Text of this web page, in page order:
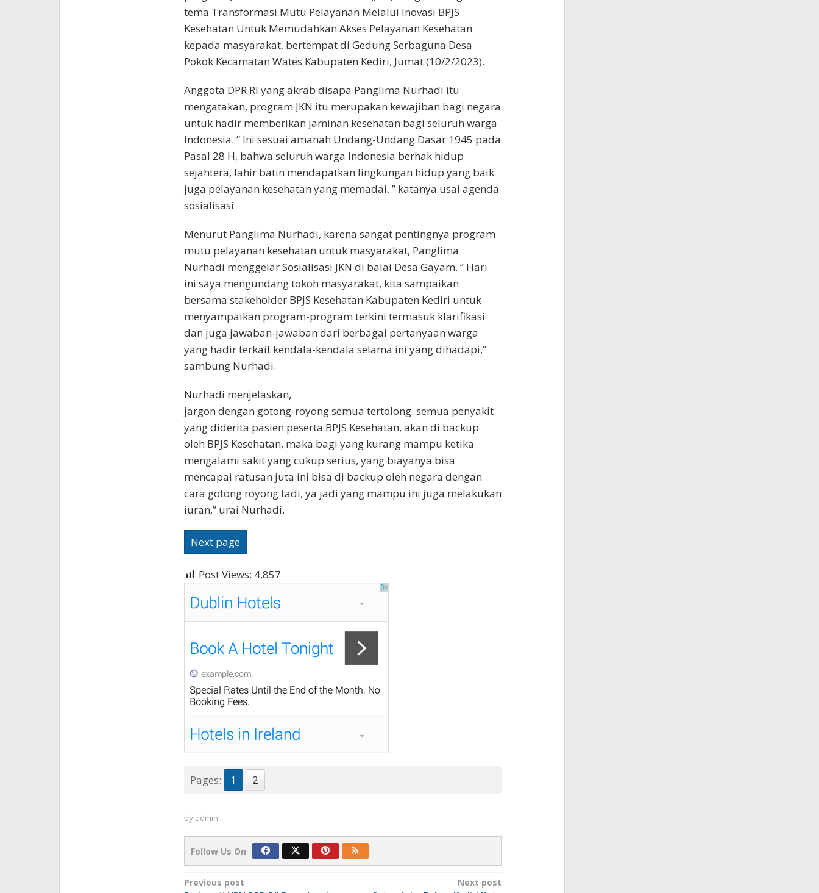
tema Transformasi Mutu Pelayanan Melalui Inovasi BPJS
Kesehatan Untuk Memudahkan Akses Pelayanan Kesehatan
kepada masyarakat, bertempat di Gedung Serbaguna Desa
Pokok Kecamatan Wates Kabupaten Kediri, Jumat (10/2/2023).
Anggota DPR RI yang akrab disapa Panglima Nurhadi itu
mengatakan, program JKN itu merupakan kewajiban bagi negara
untuk hadir memberikan jaminan kesehatan bagi seluruh warga
Indonesia. ” Ini sesuai amanah Undang-Undang Dasar 1945 pada
Pasal 28 H, bahwa seluruh warga Indonesia berhak hidup
sejahtera, lahir batin mendapatkan lingkungan hidup yang baik
juga pelayanan kesehatan yang memadai, ” katanya usai agenda
sosialisasi
Menurut Panglima Nurhadi, karena sangat pentingnya program
mutu pelayanan kesehatan untuk masyarakat, Panglima
Nurhadi menggelar Sosialisasi JKN di balai Desa Gayam. ” Hari
ini saya mengundang tokoh masyarakat, kita sampaikan
bersama stakeholder BPJS Kesehatan Kabupaten Kediri untuk
menyampaikan program-program terkini termasuk klarifikasi
dan juga jawaban-jawaban dari berbagai pertanyaan warga
yang hadir terkait kendala-kendala selama ini yang dihadapi,”
sambung Nurhadi.
Nurhadi menjelaskan,
jargon dengan gotong-royong semua tertolong. semua penyakit
yang diderita pasien peserta BPJS Kesehatan, akan di backup
oleh BPJS Kesehatan, maka bagi yang kurang mampu ketika
mengalami sakit yang cukup serius, yang biayanya bisa
mencapai ratusan juta ini bisa di backup oleh negara dengan
cara gotong royong tadi, ya jadi yang mampu ini juga melakukan
iuran,” urai Nurhadi.
Next page
Post Views: 4,857
Pages: 1 2
by admin
Follow Us On
Post
Previous post
Next post